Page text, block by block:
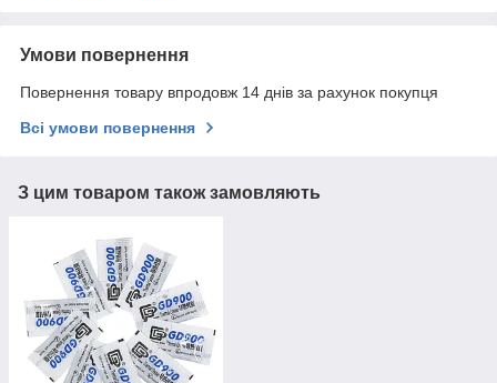
Умови повернення
Повернення товару впродовж 14 днів за рахунок покупця
Всі умови повернення
З цим товаром також замовляють